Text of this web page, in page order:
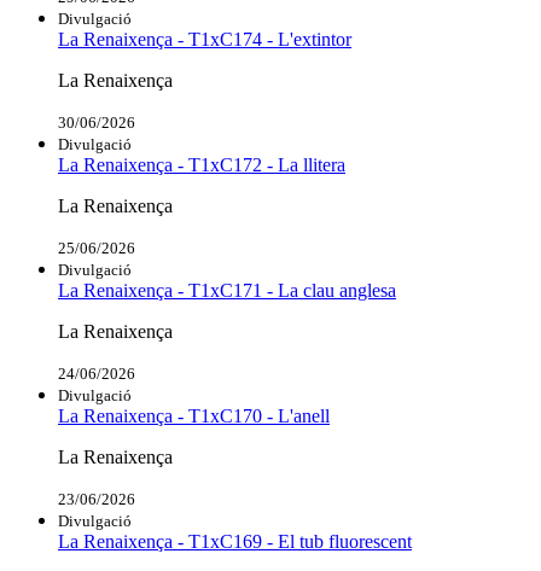
Divulgació
La Renaixença - T1xC174 - L'extintor
La Renaixença
30/06/2026
Divulgació
La Renaixença - T1xC172 - La llitera
La Renaixença
25/06/2026
Divulgació
La Renaixença - T1xC171 - La clau anglesa
La Renaixença
24/06/2026
Divulgació
La Renaixença - T1xC170 - L'anell
La Renaixença
23/06/2026
Divulgació
La Renaixença - T1xC169 - El tub fluorescent